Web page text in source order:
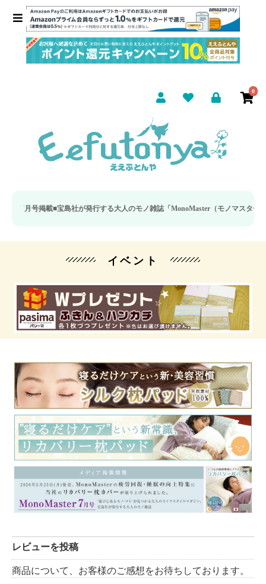
0
掲載■宝島社が発行する大人のモノ雑誌「MonoMaster（モノマスター）」の疲
イベント
レビューを投稿
商品について、お客様のご感想をお待ちしております。